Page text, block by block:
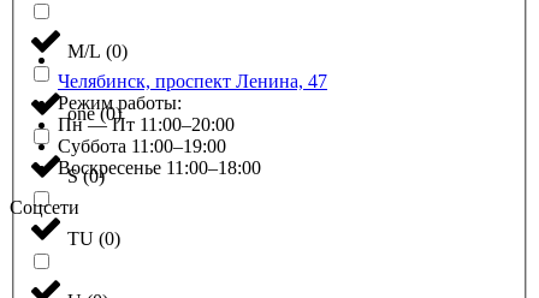
M/L (0)
one (0)
S (0)
TU (0)
Челябинск, проспект Ленина, 47
Режим работы:
Пн — Пт 11:00–20:00
Суббота 11:00–19:00
Воскресенье 11:00–18:00
Соцсети